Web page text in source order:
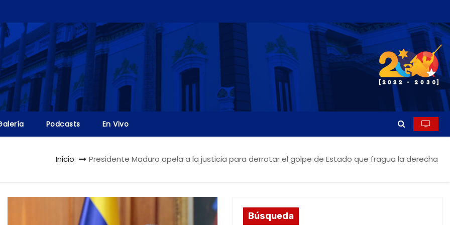
Podcasts En Vivo
Inicio Presidente Maduro apela a la justicia para derrotar el golpe de Estado que fragua la derecha
Búsqueda